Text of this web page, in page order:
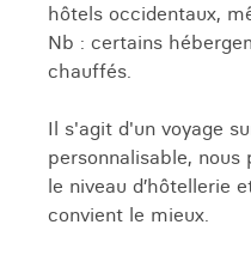
hôtels occidentaux,
Nb : certains
chauffés.
Il s'agit d'un voyage
personnalisable,
le niveau d’hôtellerie
convient le mieux.